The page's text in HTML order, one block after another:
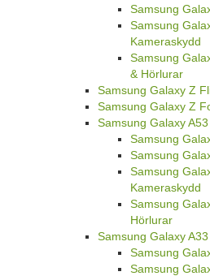
Samsung
Samsung
Kameraskydd
Samsung
& Hörlurar
Samsung Galaxy Z
Samsung Galaxy Z
Samsung Galaxy
Samsung
Samsung
Samsung
Kameraskydd
Samsung
Hörlurar
Samsung Galaxy
Samsung
Samsung